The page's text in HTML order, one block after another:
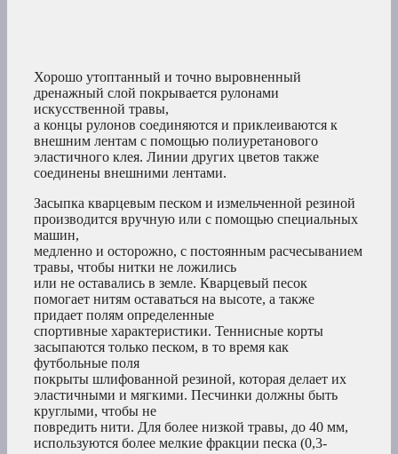
Хорошо утоптанный и точно выровненный
дренажный слой покрывается рулонами
искусственной травы,
а концы рулонов соединяются и приклеиваются к
внешним лентам с помощью полиуретанового
эластичного клея. Линии других цветов также
соединены внешними лентами.
Засыпка кварцевым песком и измельченной резиной
производится вручную или с помощью специальных
машин,
медленно и осторожно, с постоянным расчесыванием
травы, чтобы нитки не ложились
или не оставались в земле. Кварцевый песок
помогает нитям оставаться на высоте, а также
придает полям определенные
спортивные характеристики. Теннисные корты
засыпаются только песком, в то время как
футбольные поля
покрыты шлифованной резиной, которая делает их
эластичными и мягкими. Песчинки должны быть
круглыми, чтобы не
повредить нити. Для более низкой травы, до 40 мм,
используются более мелкие фракции песка (0,3-